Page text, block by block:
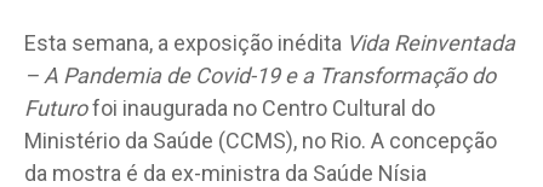
Esta semana, a exposição inédita Vida Reinventada
– A Pandemia de Covid-19 e a Transformação do
Futurofoi inaugurada no Centro Cultural do
Ministério da Saúde (CCMS), no Rio. A concepção
da mostra é da ex-ministra da Saúde Nísia